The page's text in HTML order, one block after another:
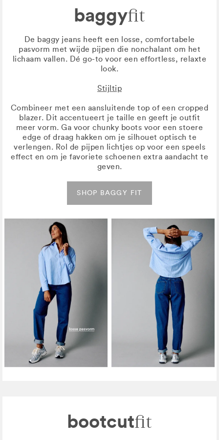
baggyfit
De baggy jeans heeft een losse, comfortabele
pasvorm met wijde pijpen die nonchalant om het
lichaam vallen. Dé go-to voor een effortless, relaxte
look.
Stijltip
Combineer met een aansluitende top of een cropped
blazer. Dit accentueert je taille en geeft je outfit
meer vorm. Ga voor chunky boots voor een stoere
edge of draag hakken om je silhouet optisch te
verlengen. Rol de pijpen lichtjes op voor een speels
effect en om je favoriete schoenen extra aandacht te
geven.
SHOP BAGGY FIT
bootcutfit